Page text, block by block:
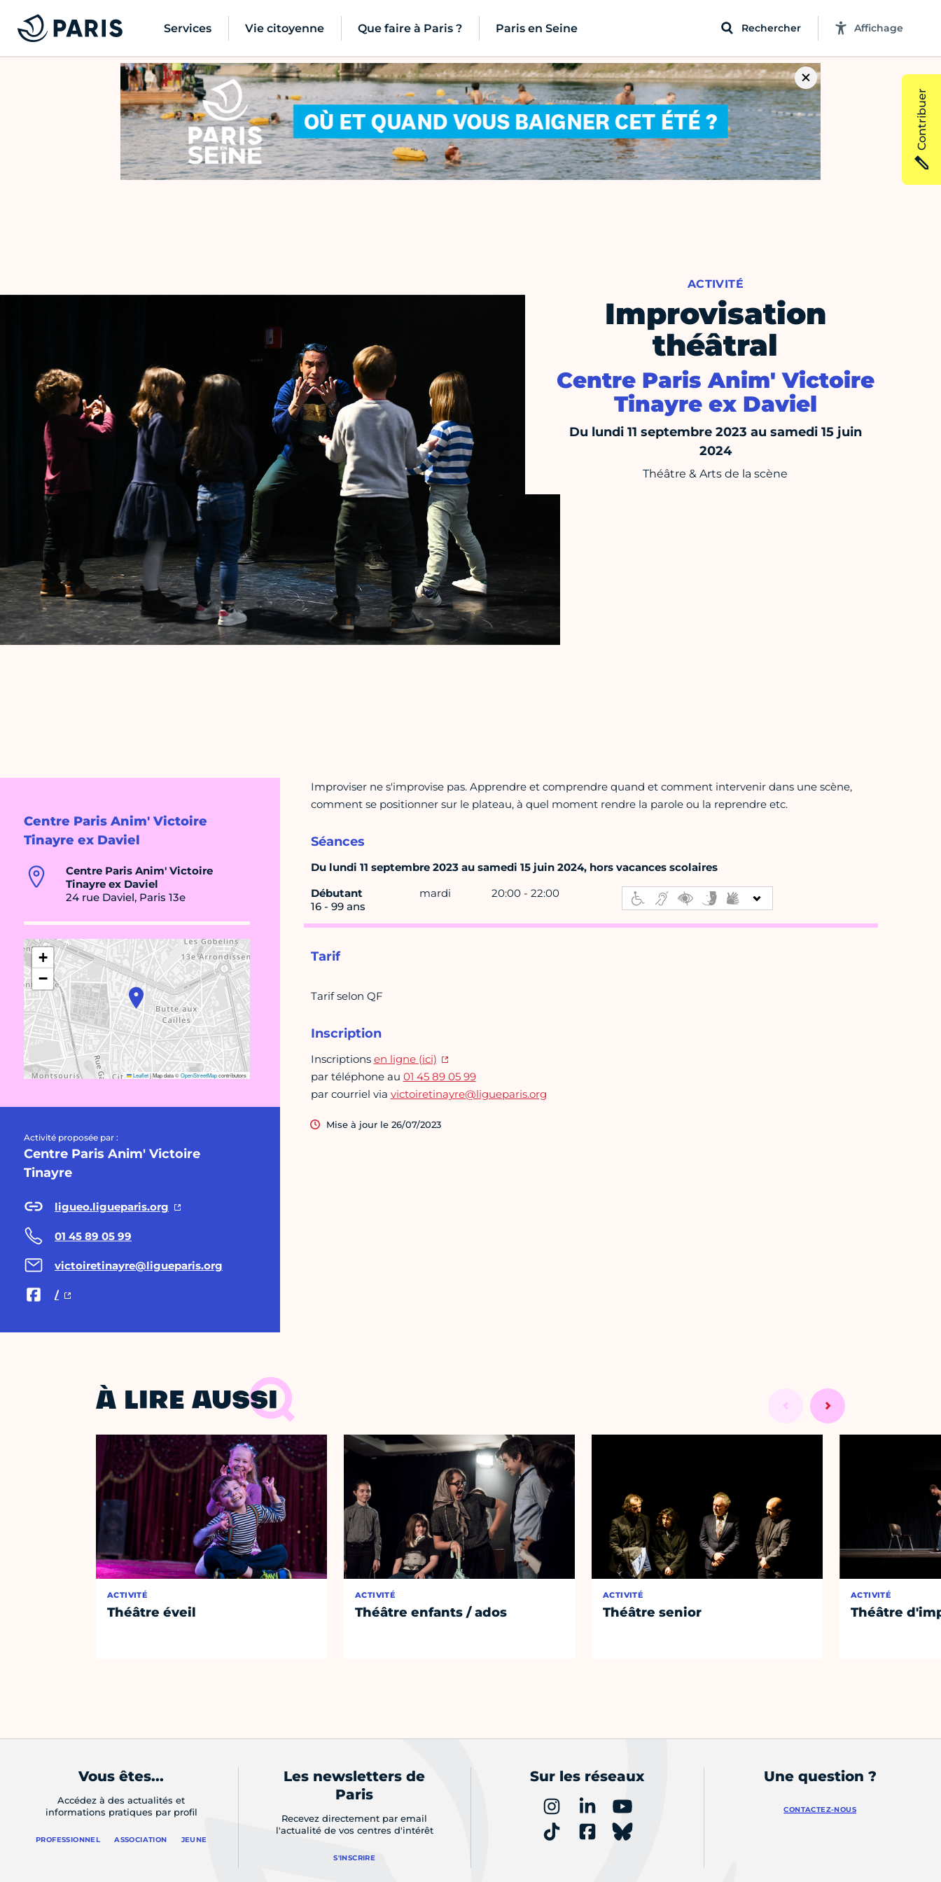
Services Vie citoyenne Que faire à Paris ? Paris en Seine Rechercher Affichage
ACTIVITÉ
Improvisation
théâtral
Centre Paris Anim' Victoire
Tinayre ex Daviel
Du lundi 11 septembre 2023 au samedi 15 juin
2024
Théâtre & Arts de la scène
Centre Paris Anim' Victoire
Tinayre ex Daviel
Centre Paris Anim' Victoire
Tinayre ex Daviel
24 rue Daviel, Paris 13e
+
−
Leaflet|Map data ©OpenStreetMapcontributors
Activité proposée par :
Centre Paris Anim' Victoire
Tinayre
ligueo.ligueparis.org
01 45 89 05 99
victoiretinayre@ligueparis.org
/
Improviser ne s'improvise pas. Apprendre et comprendre quand et comment intervenir dans une scène,
comment se positionner sur le plateau, à quel moment rendre la parole ou la reprendre etc.
Séances
Du lundi 11 septembre 2023 au samedi 15 juin 2024, hors vacances scolaires
Débutant
16 - 99 ans
mardi 20:00 - 22:00
Tarif
Tarif selon QF
Inscription
Inscriptions en ligne (ici)
par téléphone au 01 45 89 05 99
par courriel via victoiretinayre@ligueparis.org
Mise à jour le 26/07/2023
À LIRE AUSSI
ACTIVITÉ
Théâtre éveil
ACTIVITÉ
Théâtre enfants / ados
ACTIVITÉ
Théâtre senior
ACTIVITÉ
Théâtre
Contribuer
Vous êtes...
Accédez à des actualités et
informations pratiques par profil
PROFESSIONNEL ASSOCIATION JEUNE
Les newsletters de
Paris
Recevez directement par email
l'actualité de vos centres d'intérêt
S'INSCRIRE
Sur les réseaux Une question ?
CONTACTEZ-NOUS